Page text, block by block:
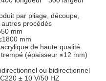
par pliage, découpe,
procédés
mm
mm
de haute qualité
(épaisseur ≤12 mm)
ou bidirectionnel
± 10 V/50 HZ